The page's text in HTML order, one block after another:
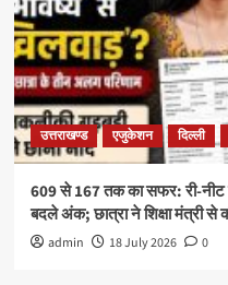
उत्तराखण्ड एजुकेशन दिल्ली
609 से 167 तक का सफर: री-नीट
बदले अंक; छात्रा ने शिक्षा मंत्री से
admin 18 July 2026 0